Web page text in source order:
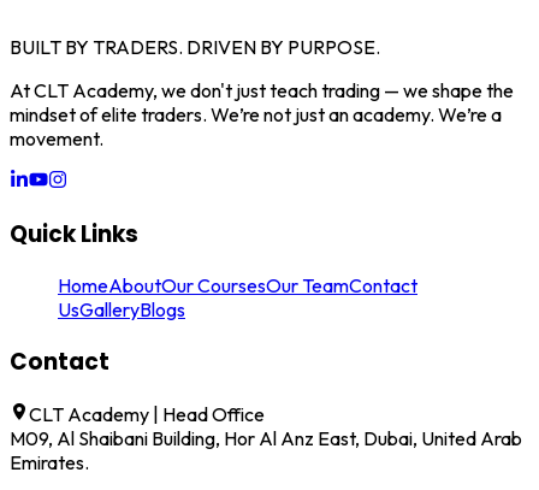
BUILT BY TRADERS. DRIVEN BY PURPOSE.
At CLT Academy, we don't just teach trading — we shape the
mindset of elite traders. We’re not just an academy. We’re a
movement.
Quick Links
HomeAboutOur CoursesOur TeamContact
UsGalleryBlogs
Contact
CLT Academy | Head Office
M09, Al Shaibani Building, Hor Al Anz East, Dubai, United Arab
Emirates.